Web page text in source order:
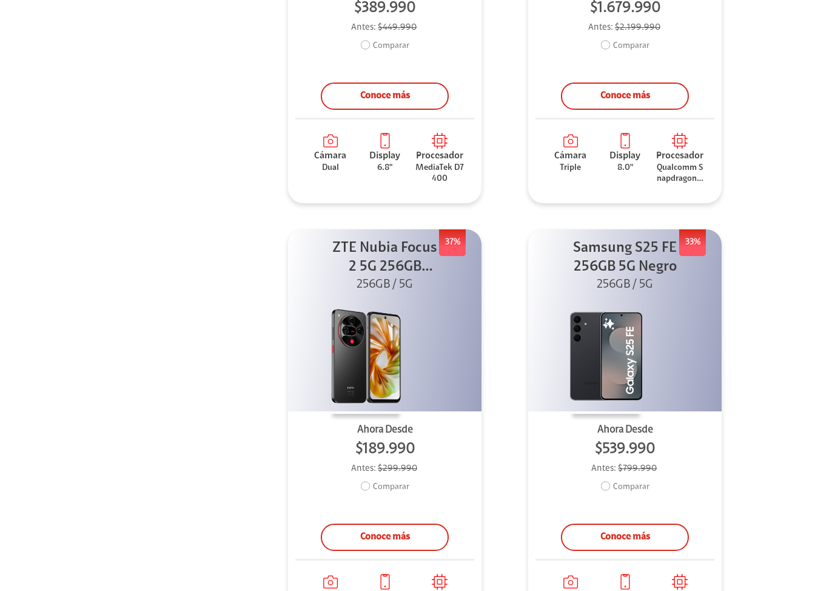
$389.990
Antes:$449.990
Comparar
Conoce más
Cámara
Dual
Display
6.8"
Procesador
MediaTek D7
400
$1.679.990
Antes: $2.199.990
Comparar
Conoce más
Cámara
Triple
Display
8.0"
Procesador
Qualcomm S
napdragon 8
37%
ZTE Nubia Focus
2 5G 256GB
Negro
256GB / 5G
Ahora Desde
$189.990
Antes: $299.990
Comparar
Conoce más
33%
Samsung S25 FE
256GB 5G Negro
256GB / 5G
Ahora Desde
$539.990
Antes:$799.990
Comparar
Conoce más